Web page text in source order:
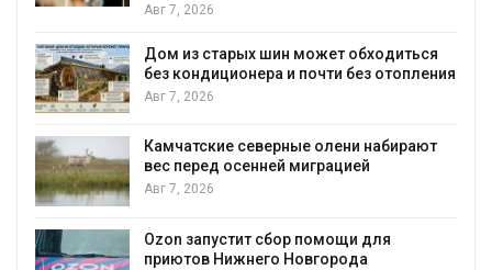
Авг 7, 2026
Дом из старых шин может обходиться
без кондиционера и почти без отопления
Авг 7, 2026
Камчатские северные олени набирают
вес перед осенней миграцией
Авг 7, 2026
Ozon запустит сбор помощи для
приютов Нижнего Новгорода